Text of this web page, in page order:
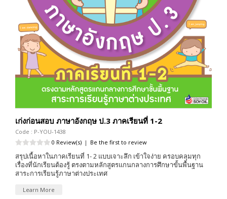
เก่งก่อนสอบ ภาษาอังกฤษ ป.3 ภาคเรียนที่ 1-2
Code : P-YOU-1438
0 Review(s) | Be the first to review
สรุปเนื้อหาในภาคเรียนที่ 1- 2 แบบเจาะลึก เข้าใจง่าย ครอบคลุมทุก
เรื่องที่นักเรียนต้องรู้ ตรงตามหลักสูตรแกนกลางการศึกษาขั้นพื้นฐาน
สาระการเรียนรู้ภาษาต่างประเทศ
Learn More